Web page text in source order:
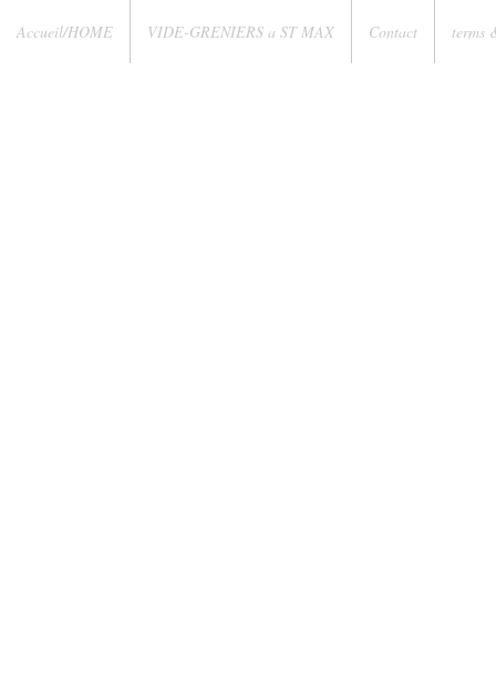
Accueil/HOME VIDE-GRENIERS a ST MAX Contact terms